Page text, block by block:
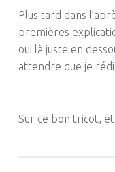
Plus tard dans
premières
oui là juste en
attendre que je
Sur ce bon tricot, et